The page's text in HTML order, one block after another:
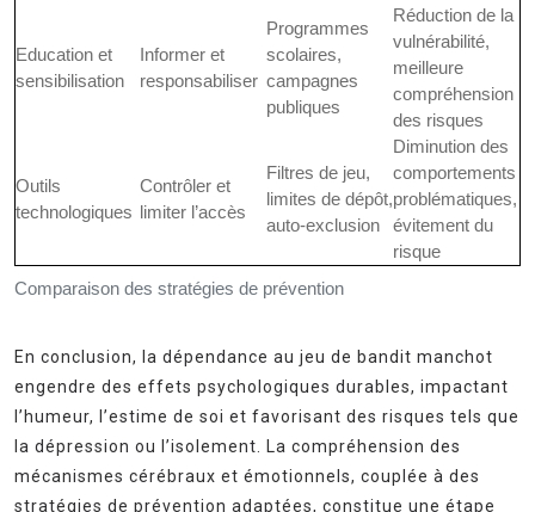
Comparaison des stratégies de prévention
Education et
sensibilisation
Informer et
responsabiliser
Programmes
scolaires,
campagnes
publiques
Réduction de la
vulnérabilité,
meilleure
compréhension
des risques
Outils
technologiques
Contrôler et
limiter l’accès
Filtres de jeu,
limites de dépôt,
auto-exclusion
Diminution des
comportements
problématiques,
évitement du
risque
En conclusion, la dépendance au jeu de bandit manchot
engendre des effets psychologiques durables, impactant
l’humeur, l’estime de soi et favorisant des risques tels que
la dépression ou l’isolement. La compréhension des
mécanismes cérébraux et émotionnels, couplée à des
stratégies de prévention adaptées, constitue une étape